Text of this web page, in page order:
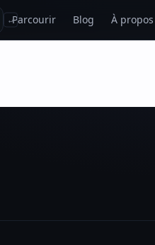
↵Parcourir Blog À propos